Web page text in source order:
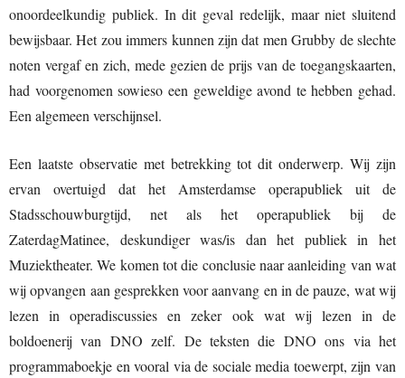
onoordeelkundig publiek. In dit geval redelijk, maar niet sluitend
bewijsbaar. Het zou immers kunnen zijn dat men Grubby de slechte
noten vergaf en zich, mede gezien de prijs van de toegangskaarten,
had voorgenomen sowieso een geweldige avond te hebben gehad.
Een algemeen verschijnsel.
Een laatste observatie met betrekking tot dit onderwerp. Wij zijn
ervan overtuigd dat het Amsterdamse operapubliek uit de
Stadsschouwburgtijd, net als het operapubliek bij de
ZaterdagMatinee, deskundiger was/is dan het publiek in het
Muziektheater. We komen tot die conclusie naar aanleiding van wat
wij opvangen aan gesprekken voor aanvang en in de pauze, wat wij
lezen in operadiscussies en zeker ook wat wij lezen in de
boldoenerij van DNO zelf. De teksten die DNO ons via het
programmaboekje en vooral via de sociale media toewerpt, zijn van